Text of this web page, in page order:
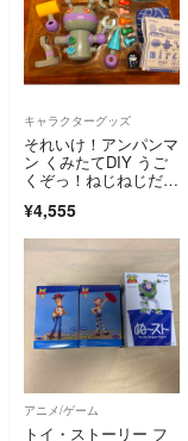
キャラクターグッズ
それいけ！アンパンマ
ン くみたてDIY うご
くぞっ！ねじねじだだ
¥4,555
アニメ/ゲーム
トイ・ストーリー フ